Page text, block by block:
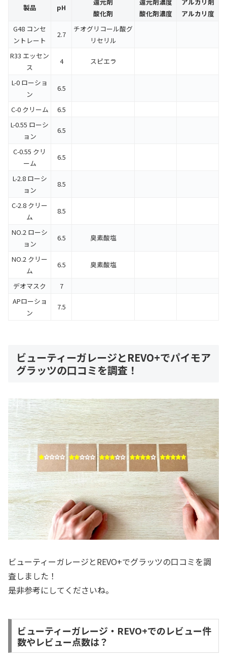
製品 pH
酸化剤
酸化剤濃度
アルカリ度
G48 コンセ
ントレート
2.7
チオグリコール酸グ
リセリル
R33 エッセン
ス
4 スピエラ
L-0 ローショ
ン
6.5
C-0 クリーム
6.5
L-0.55 ローシ
ョン
6.5
C-0.55 クリ
ーム
6.5
L-2.8 ローシ
ョン
8.5
C-2.8 クリー
ム
8.5
NO.2 ローシ
ョン
6.5 臭素酸塩
NO.2 クリー
ム
6.5 臭素酸塩
デオマスク
7
APローショ
ン
7.5
ビューティーガレージとREVO+でパイモア
グラッツの口コミを調査！
ビューティーガレージとREVO+でグラッツの口コミを調
査しました！
是非参考にしてくださいね。
ビューティーガレージ・REVO+でのレビュー件
数やレビュー点数は？